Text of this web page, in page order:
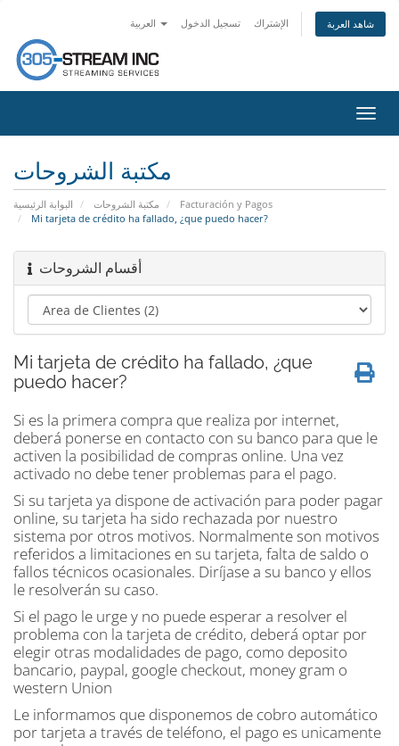
تسجيل الدخول الإشتراك شاهد العربة
تبديل
التنقل
مكتبة الشروحات
البوابة الرئيسية مكتبة الشروحات
Facturación y Pagos
Mi tarjeta de crédito ha fallado, ¿que puedo hacer?
أقسام الشروحات
Mi tarjeta de crédito ha fallado, ¿que
puedo hacer?
Si es la primera compra que realiza por internet,
deberá ponerse en contacto con su banco para que le
activen la posibilidad de compras online. Una vez
activado no debe tener problemas para el pago.
Si su tarjeta ya dispone de activación para poder pagar
online, su tarjeta ha sido rechazada por nuestro
sistema por otros motivos. Normalmente son motivos
referidos a limitaciones en su tarjeta, falta de saldo o
fallos técnicos ocasionales. Diríjase a su banco y ellos
le resolverán su caso.
Si el pago le urge y no puede esperar a resolver el
problema con la tarjeta de crédito, deberá optar por
elegir otras modalidades de pago, como deposito
bancario, paypal, google checkout, money gram o
western Union
Le informamos que disponemos de cobro automático
por tarjeta a través de teléfono, el pago es unicamente